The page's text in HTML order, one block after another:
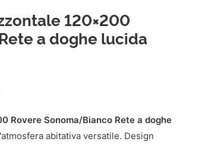
120×200
a doghe lucida
Rovere Sonoma/Bianco Rete a doghe
abitativa versatile. Design